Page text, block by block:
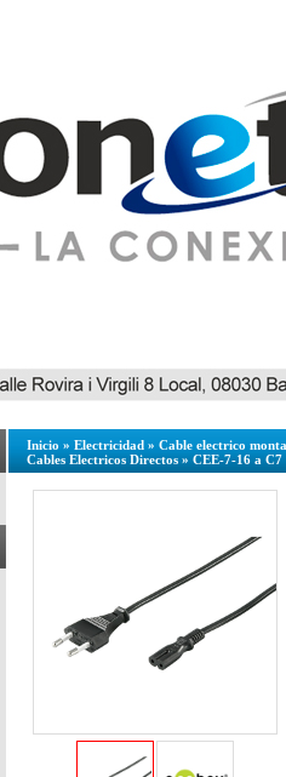
Inicio » Electricidad » Cable electrico
Cables Electricos Directos » CEE-7-16 a C7